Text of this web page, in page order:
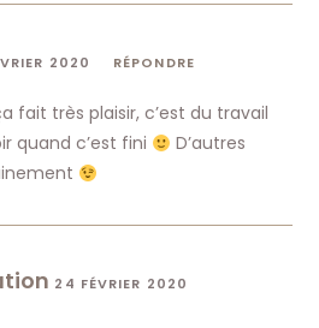
2020 RÉPONDRE
fait très plaisir, c’est du travail
quand c’est fini
D’autres
24 FÉVRIER 2020